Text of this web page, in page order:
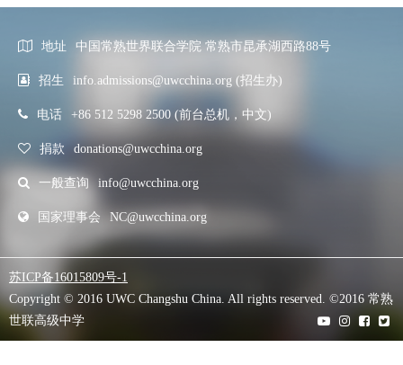
地址 中国常熟世界联合学院 常熟市昆承湖西路88号
招生 info.admissions@uwcchina.org (招生办)
电话 +86 512 5298 2500 (前台总机，中文)
捐款 donations@uwcchina.org
一般查询 info@uwcchina.org
国家理事会 NC@uwcchina.org
苏ICP备16015809号-1
Copyright © 2016 UWC Changshu China. All rights reserved. ©2016 常熟
世联高级中学